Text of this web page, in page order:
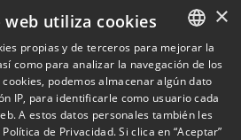
del inmueble por el
o licencia de primera o
si bien su aportación no es
mayoría de territorios de
SPANISH
ENGLISH
PORTUGUESE
×
web utiliza cookies
propias y de terceros para mejorar la
como para analizar la navegación de los
podemos almacenar algún dato
IP, para identificarle como usuario cada
A estos datos personales también les
de Privacidad. Si clica en “Aceptar”